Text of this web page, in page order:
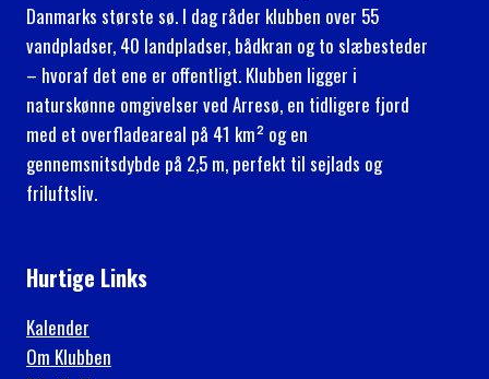
Danmarks største sø. I dag råder klubben over 55
vandpladser, 40 landpladser, bådkran og to slæbesteder
– hvoraf det ene er offentligt. Klubben ligger i
naturskønne omgivelser ved Arresø, en tidligere fjord
med et overfladeareal på 41 km² og en
gennemsnitsdybde på 2,5 m, perfekt til sejlads og
friluftsliv.
Hurtige Links
Kalender
Om Klubben